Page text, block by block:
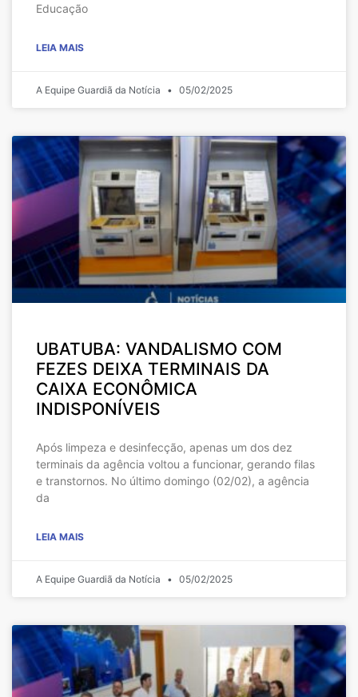
Educação
LEIA MAIS
A Equipe Guardiã da Notícia 05/02/2025
UBATUBA: VANDALISMO COM
FEZES DEIXA TERMINAIS DA
CAIXA ECONÔMICA
INDISPONÍVEIS
Após limpeza e desinfecção, apenas um dos dez
terminais da agência voltou a funcionar, gerando filas
e transtornos. No último domingo (02/02), a agência
da
LEIA MAIS
A Equipe Guardiã da Notícia 05/02/2025